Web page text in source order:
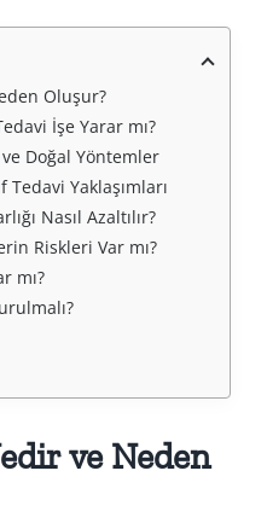
Oluşur?
İşe Yarar mı?
Doğal Yöntemler
Yaklaşımları
Nasıl Azaltılır?
Riskleri Var mı?
mı?
ve Neden